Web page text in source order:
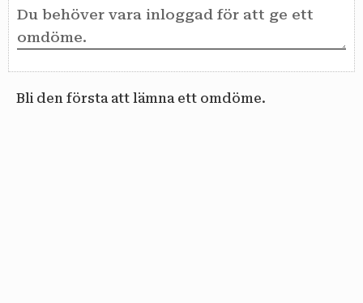
Bli den första att lämna ett omdöme.